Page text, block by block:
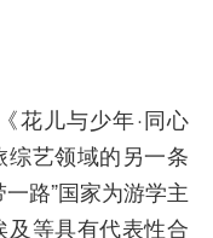
花儿与少年·同心
艺领域的另一条
路”国家为游学主
等具有代表性合